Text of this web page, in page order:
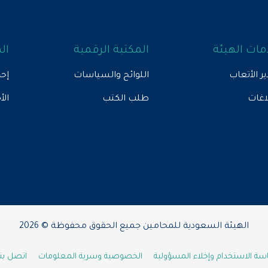
الهيئة
الأتعاب
المكتبة الرقمية
اللوائح والسياسات
طلب الكتب
الهيئة السعودية للمحامين جميع الحقوق محفوظة © 2026
الاستخدام وإخلاء المسؤولية الخصوصية وسرية المعلومات اتصل